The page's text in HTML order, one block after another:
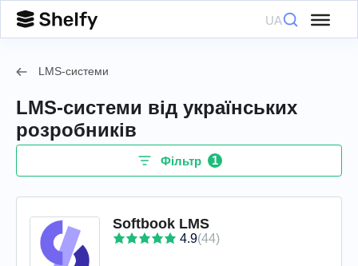
UA
LMS-системи
LMS-системи від українських
розробників
Фільтр 1
Softbook LMS
4.9(44)